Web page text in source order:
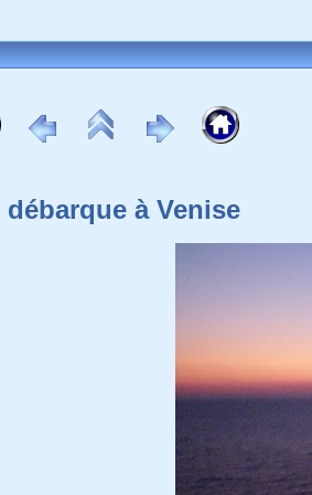
débarque à Venise